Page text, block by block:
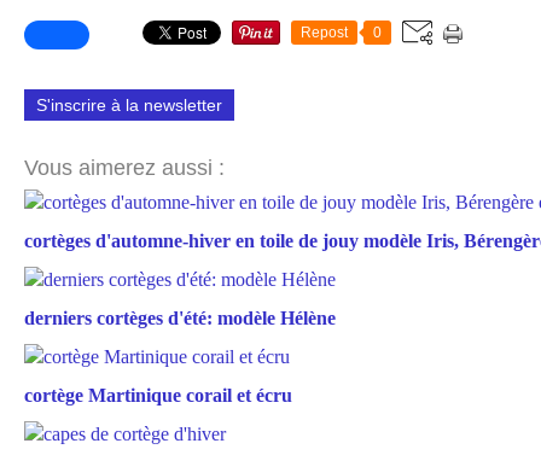
Repost 0
S'inscrire à la newsletter
Vous aimerez aussi :
cortèges d'automne-hiver en toile de jouy modèle Iris,
derniers cortèges d'été: modèle Hélène
cortège Martinique corail et écru